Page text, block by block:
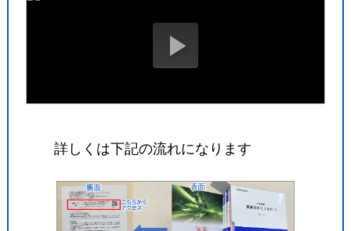
詳しくは下記の流れになります